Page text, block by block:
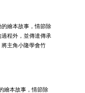
繪本故事，情節除
程外，並傳達傳承
主角小隆學會竹
繪本故事，情節除